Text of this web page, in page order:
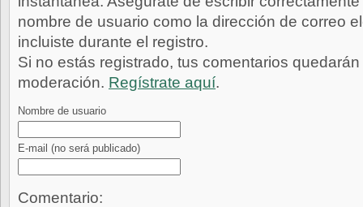
nombre de usuario como la dirección de correo
incluiste durante el registro.
Si no estás registrado, tus comentarios
moderación. Regístrate aquí.
Nombre de usuario
E-mail (no será publicado)
Comentario: